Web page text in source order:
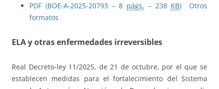
PDF (BOE-A-2025-20793 – 8 págs. – 238 KB)
Otros
formatos
ELA y otras enfermedades irreversibles
Real Decreto-ley 11/2025, de 21 de octubre, por el que se
establecen medidas para el fortalecimiento del Sistema